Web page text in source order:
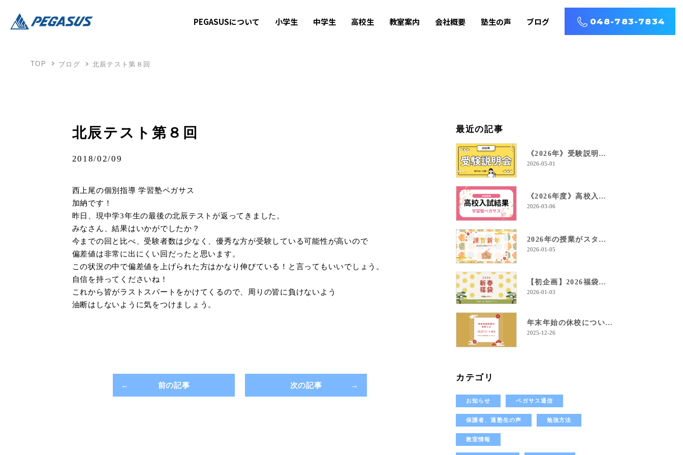
PEGASUSについて 小学生 中学生 高校生 教室案内 会社概要 塾生の声 ブログ 048-783-7834
TOP ブログ 北辰テスト第８回
北辰テスト第８回
2018/02/09
西上尾の個別指導 学習塾ペガサス
加納です！
昨日、現中学3年生の最後の北辰テストが返ってきました。
みなさん、結果はいかがでしたか？
今までの回と比べ、受験者数は少なく、優秀な方が受験している可能性が高いので
偏差値は非常に出にくい回だったと思います。
この状況の中で偏差値を上げられた方はかなり伸びている！と言ってもいいでしょう。
自信を持ってくださいね！
これから皆がラストスパートをかけてくるので、周りの皆に負けないよう
油断はしないように気をつけましょう。
前の記事 次の記事
最近の記事
《2026年》受験説明会を開催します！
2026-05-01
《2026年度》高校入試結果！
2026-03-06
2026年の授業がスタート！
2026-01-05
【初企画】2026福袋のご案内！
2026-01-03
年末年始の休校について
2025-12-26
カテゴリ
お知らせ ペガサス通信
保護者、通塾生の声 勉強方法
教室情報